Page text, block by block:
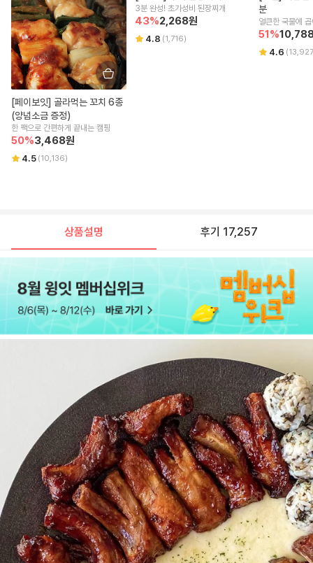
[페이보잇] 골라먹는 꼬치 6종
(양념소금 증정)
한 팩으로 간편하게 끝내는 캠핑
50%3,468원
4.5 (10,136)
3분 완성! 초가성비 된장찌개
43%2,268원
4.8 (1,716)
분
얼큰한 국물에
우거지가 가득!
51%
4.6 (13,927
상품설명 후기 17,257